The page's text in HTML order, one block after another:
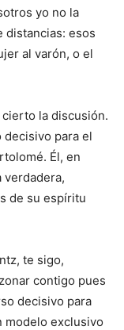
yo no la
distancias: esos
al varón, o el
la discusión.
decisivo para el
Él, en
verdadera,
de su espíritu
te sigo,
contigo pues
decisivo para
modelo exclusivo